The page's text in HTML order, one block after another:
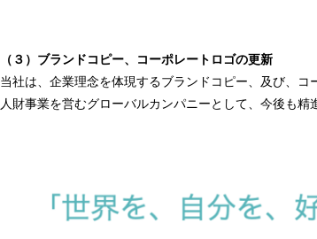
（３）ブランドコピー、コーポレートロゴの更新​
当社は、企業理念を体現するブランドコピー、及び、
人財事業を営むグローバルカンパニーとして、今後も精